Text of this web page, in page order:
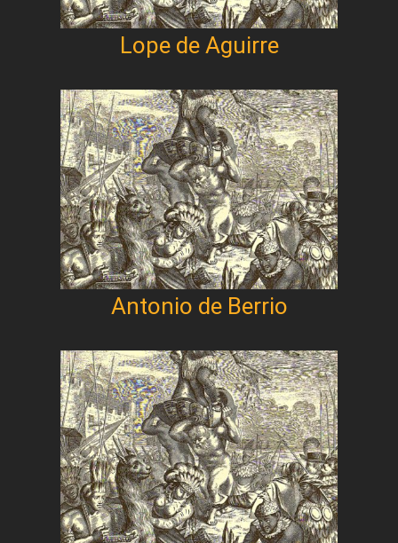
Lope de Aguirre
Antonio de Berrio